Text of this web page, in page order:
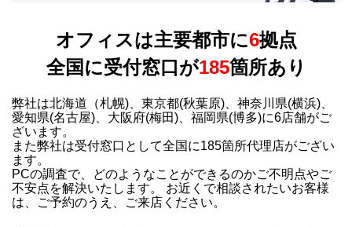
オフィスは主要都市に6拠点
全国に受付窓口が185箇所あり
弊社は北海道（札幌)、東京都(秋葉原)、神奈川県(横浜)、
愛知県(名古屋)、大阪府(梅田)、福岡県(博多)に6店舗がご
ざいます。
また弊社は受付窓口として全国に185箇所代理店がござい
ます。
PCの調査で、どのようなことができるのかご不明点やご
不安点を解決いたします。 お近くで相談されたいお客様
は、ご予約のうえ、ご来店ください。